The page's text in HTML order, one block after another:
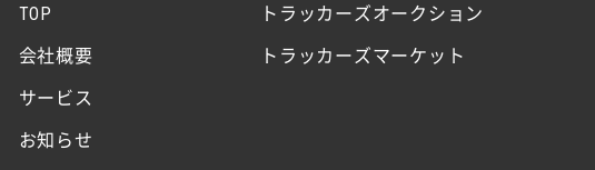
TOP
会社概要
サービス
お知らせ
トラッカーズオークション
トラッカーズマーケット